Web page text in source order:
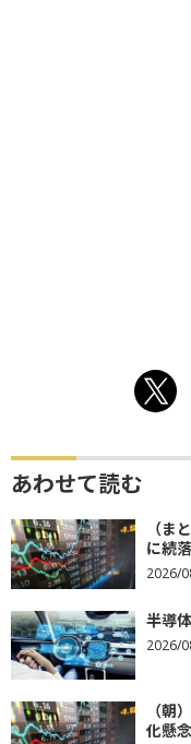
あわせて読む
（ま
に続
2026/
半導
2026/
（朝
化懸